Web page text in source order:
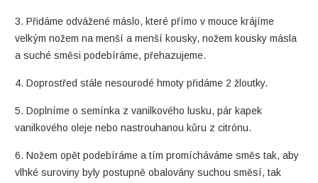
3. Přidáme odvážené máslo, které přímo v mouce krájíme
velkým nožem na menší a menší kousky, nožem kousky másla
a suché směsi podebíráme, přehazujeme.
4. Doprostřed stále nesourodé hmoty přidáme 2 žloutky.
5. Doplníme o semínka z vanilkového lusku, pár kapek
vanilkového oleje nebo nastrouhanou kůru z citrónu.
6. Nožem opět podebíráme a tím promícháváme směs tak, aby
vlhké suroviny byly postupně obalovány suchou směsí, tak